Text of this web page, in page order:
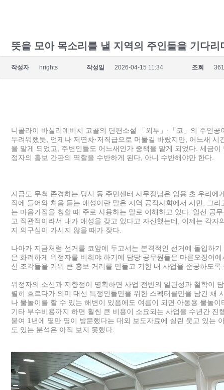
뜻을 모아 목소리를 낼 지역의 주인들을 기다리
작성자 hrights 작성일 2026-04-15 11:34 조회 361
니콜라이 바실리예비치 고골의 단편소설 「외투」·「코」의 주인
두려워했듯, 언제나 저연차·저직급으로 머물길 바랐지만, 어느새
을 맡게 되었고, 주변인들도 어느새인가 중책을 맡게 되었다. 세금
정자의 홍보 간판의 역할을 수반하게 된다, 아니 수반해야만 한다.
지금도 무척 존경하는 당시 동 주민센터 사무장님은 임용 초 우리에
직에 들어와 처음 듣는 애성이란 말은 지역 공직사회에서 시민, 그
는 마음가짐을 칭할 때 주로 사용하는 말로 이해하고 있다. 일선 공
고 직관적이라서 내가 애성을 갖고 있다고 자신했는데, 이제는 각자
지 의구심이 가시지 않을 때가 잦다.
나아가 지금처럼 선거를 코앞에 두고서는 본격적인 선거에 돌입하
은 화려하게 위정자를 비춰야 하기에 담당 공무원들은 마른오징어
산 조각들을 기워 큰 홍보 거리를 만들고 기한 내 사업을 준공하도록
위정자의 소신과 지향점이 명확하면 사업 전반의 일관성과 철학이
렬히 흐르다가 의미 대신 특정인들만을 위한 스펙터클만을 남긴 채
나 물놀이를 할 수 있는 해변이 있음에도 여름이 되면 아동용 물놀
기타 부수비용까지 하면 훨씬 큰 비용이 소요되는 사업을 수년간 진
붙여 1년에 몇만 명이 방문했다는 대외 보도자료에 실린 웃고 있는
도 있는 분석은 아직 보지 못했다.